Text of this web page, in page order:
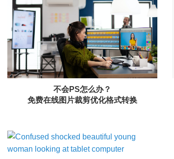
不会PS怎么办？
免费在线图片裁剪优化格式转换